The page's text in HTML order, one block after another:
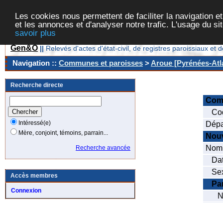
Les cookies nous permettent de faciliter la navigation
et les annonces et d'analyser notre trafic. L'usage du
savoir plus
Gen&O || Relevés d'actes d'état-civil, de registres paroissiaux et
Navigation :: Communes et paroisses >Aroue [Pyrénées-
Recherche directe
Intéressé(e)
Mère, conjoint, témoins, parrain...
Recherche avancée
Accès membres
Connexion